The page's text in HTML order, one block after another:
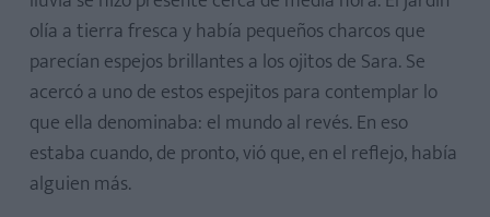
olía a tierra fresca y había pequeños charcos que
parecían espejos brillantes a los ojitos de Sara. Se
acercó a uno de estos espejitos para contemplar lo
que ella denominaba: el mundo al revés. En eso
estaba cuando, de pronto, vió que, en el reflejo, había
alguien más.